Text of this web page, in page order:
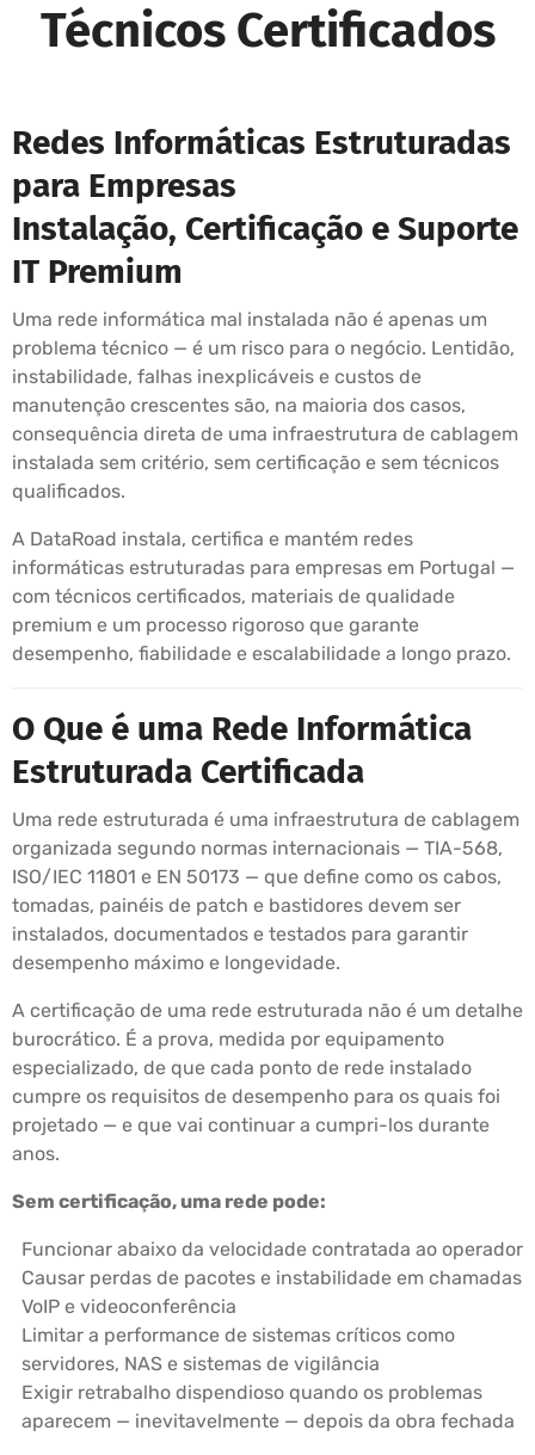
Técnicos Certificados
Redes Informáticas Estruturadas
para Empresas
Instalação, Certificação e Suporte
IT Premium
Uma rede informática mal instalada não é apenas um
problema técnico — é um risco para o negócio. Lentidão,
instabilidade, falhas inexplicáveis e custos de
manutenção crescentes são, na maioria dos casos,
consequência direta de uma infraestrutura de cablagem
instalada sem critério, sem certificação e sem técnicos
qualificados.
A DataRoad instala, certifica e mantém redes
informáticas estruturadas para empresas em Portugal —
com técnicos certificados, materiais de qualidade
premium e um processo rigoroso que garante
desempenho, fiabilidade e escalabilidade a longo prazo.
O Que é uma Rede Informática
Estruturada Certificada
Uma rede estruturada é uma infraestrutura de cablagem
organizada segundo normas internacionais — TIA-568,
ISO/IEC 11801 e EN 50173 — que define como os cabos,
tomadas, painéis de patch e bastidores devem ser
instalados, documentados e testados para garantir
desempenho máximo e longevidade.
A certificação de uma rede estruturada não é um detalhe
burocrático. É a prova, medida por equipamento
especializado, de que cada ponto de rede instalado
cumpre os requisitos de desempenho para os quais foi
projetado — e que vai continuar a cumpri-los durante
anos.
Sem certificação, uma rede pode:
Funcionar abaixo da velocidade contratada ao operador
Causar perdas de pacotes e instabilidade em chamadas
VoIP e videoconferência
Limitar a performance de sistemas críticos como
servidores, NAS e sistemas de vigilância
Exigir retrabalho dispendioso quando os problemas
aparecem — inevitavelmente — depois da obra fechada